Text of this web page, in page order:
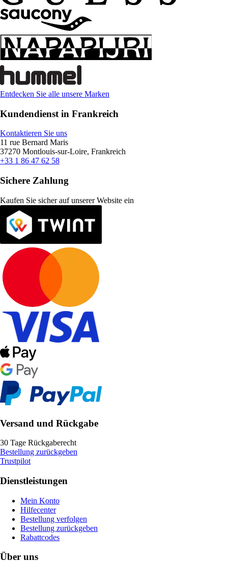
Entdecken Sie alle unsere Marken
Kundendienst in Frankreich
Kontaktieren Sie uns
11 rue Bernard Maris
37270 Montlouis-sur-Loire, Frankreich
+33 1 86 47 62 58
Sichere Zahlung
Kaufen Sie sicher auf unserer Website ein
Versand und Rückgabe
30 Tage Rückgaberecht
Bestellung zurückgeben
Trustpilot
Dienstleistungen
Mein Konto
Hilfecenter
Bestellung verfolgen
Bestellung zurückgeben
Rabattcodes
Über uns